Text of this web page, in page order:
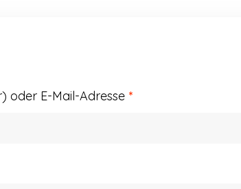
oder E-Mail-Adresse *Erforderlich